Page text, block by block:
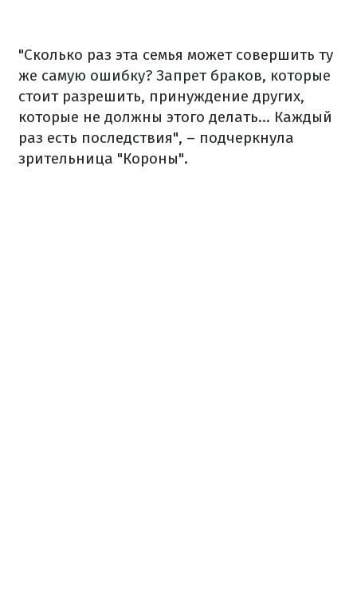
"Сколько раз эта семья может совершить ту
же самую ошибку? Запрет браков, которые
стоит разрешить, принуждение других,
которые не должны этого делать... Каждый
раз есть последствия", – подчеркнула
зрительница "Короны".